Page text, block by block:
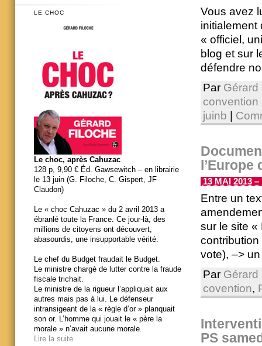
Vous avez
initialement
« officiel,
blog et sur
défendre
Par Gérard
convention
juinb |
l’Europe
13 MAI 2013 –
Entre un
sur le site «
vote), –>
Par Gérard
covention,
PS
LE CHOC
Le choc, après Cahuzac
128 p, 9,90 € Éd. Gawsewitch – en librairie
le 13 juin (G. Filoche, C. Gispert, JF
Claudon)
Le « choc Cahuzac » du 2 avril 2013 a
ébranlé toute la France. Ce jour-là, des
millions de citoyens ont découvert,
abasourdis, une insupportable vérité.
Le chef du Budget fraudait le Budget.
Le ministre chargé de lutter contre la fraude
fiscale trichait.
Le ministre de la rigueur l’appliquait aux
autres mais pas à lui. Le défenseur
intransigeant de la « règle d’or » planquait
son or. L’homme qui jouait le « père la
morale » n’avait aucune morale.
Lire la suite